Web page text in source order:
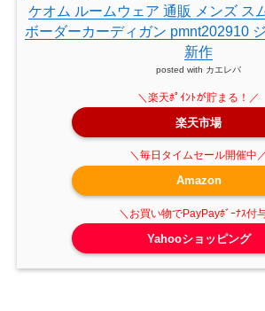
ケオム ルームウェア 通販 メンズ ス
ボーダーカーディガン pmnt202910
新作
posted with カエレバ
楽天市場
Amazon
Yahooショッピング